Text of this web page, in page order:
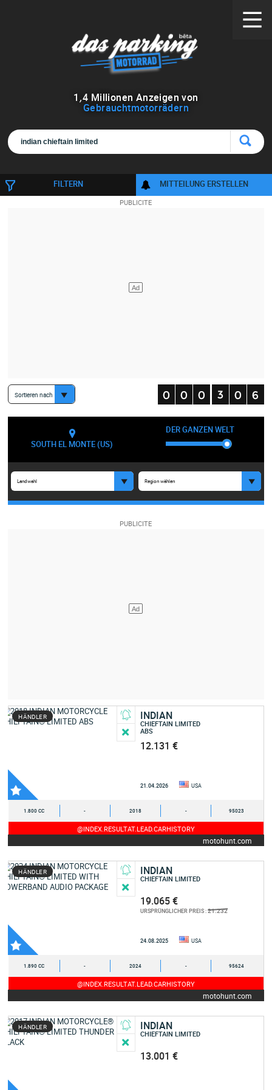
1 ,4 Millionen Anzeigen von
Gebrauchtmotorrädern
FILTERN MITTEILUNG ERSTELLEN
Sortieren nach
SOUTH EL MONTE (US)
DER GANZEN WELT
Landwahl Region wählen
HÄNDLER INDIAN
CHIEFTAIN LIMITED
ABS
12.131 €
21.04.2026 USA
1.800 CC - 2018 - 95023
@INDEX.RESULTAT.LEAD.CARHISTORY
motohunt.com
HÄNDLER INDIAN
CHIEFTAIN LIMITED
19.065 €
URSPRÜNGLICHER PREIS :21.232
24.08.2025 USA
1.890 CC - 2024 - 95624
@INDEX.RESULTAT.LEAD.CARHISTORY
motohunt.com
HÄNDLER INDIAN
CHIEFTAIN LIMITED
13.001 €